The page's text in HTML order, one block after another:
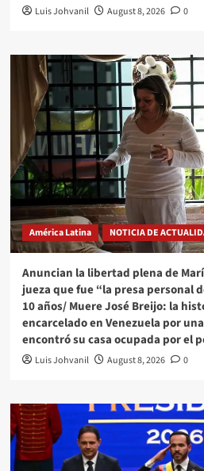
Luis Johvanil August 8, 2026 0
América Latina NOTICIA DE
Anuncian la libertad plena de
jueza que fue “la presa personal
10 años/ Muere José Breijo: la
encarcelado en Venezuela por
encontró su casa ocupada por el
Luis Johvanil August 8, 2026 0